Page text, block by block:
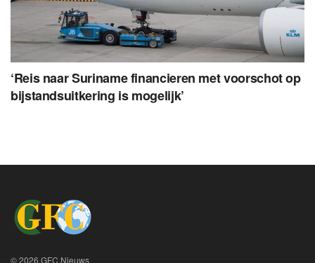
‘Reis naar Suriname financieren met voorschot op
bijstandsuitkering is mogelijk’
© 2026 GFC Nieuws